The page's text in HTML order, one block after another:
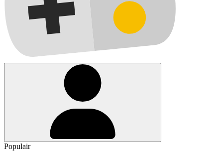
Populair